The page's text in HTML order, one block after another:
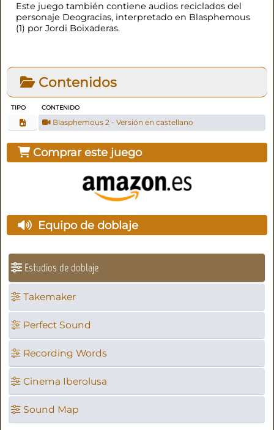
Este juego también contiene audios reciclados del
personaje Deogracias, interpretado en Blasphemous
(1) por Jordi Boixaderas.
Contenidos
TIPO CONTENIDO
Blasphemous 2 - Versión en castellano
Comprar este juego
Equipo de doblaje
Estudios de doblaje
Takemaker
Perfect Sound
Recording Words
Cinema Iberolusa
Sound Map